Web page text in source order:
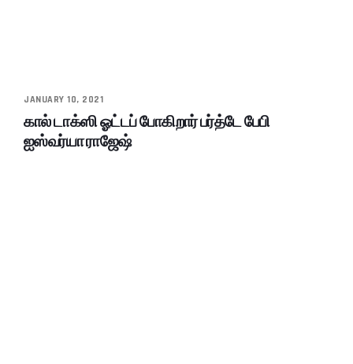
JANUARY 10, 2021
கால் டாக்ஸி ஓட்டப் போகிறார் பர்த்டே பேபி
ஐஸ்வர்யா ராஜேஷ்